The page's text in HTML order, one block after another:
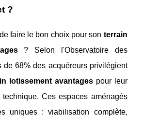
?
faire le bon choix pour son terrain
? Selon l'Observatoire des
de 68% des acquéreurs privilégient
lotissement avantagespour leur
Ces espaces aménagés
uniques : viabilisation complète,